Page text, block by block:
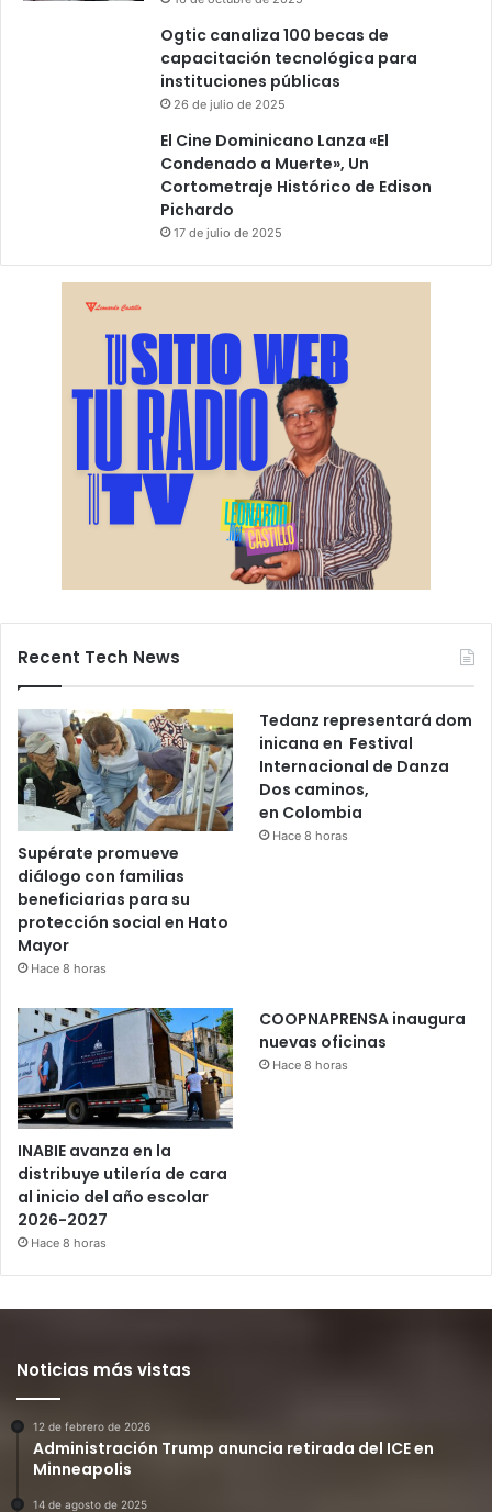
Ogtic canaliza 100 becas de
capacitación tecnológica para
instituciones públicas
26 de julio de 2025
El Cine Dominicano Lanza «El
Condenado a Muerte», Un
Cortometraje Histórico de Edison
Pichardo
17 de julio de 2025
Recent Tech News
Supérate promueve
diálogo con familias
beneficiarias para su
protección social en Hato
Mayor
Hace 8 horas
Tedanz representará dom
inicana en Festival
Internacional de Danza
Dos caminos,
en Colombia
Hace 8 horas
INABIE avanza en la
distribuye utilería de cara
al inicio del año escolar
2026-2027
Hace 8 horas
COOPNAPRENSA inaugura
nuevas oficinas
Hace 8 horas
Noticias más vistas
12 de febrero de 2026
Administración Trump anuncia retirada del ICE en
Minneapolis
14 de agosto de 2025